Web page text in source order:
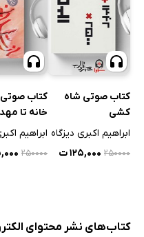
کتاب صوتی شاه
کشی
ابراهیم اکبری دیزگاه
۲۵۰۰۰۰ ۱۲۵,۰۰۰ ت
کتاب صوتی
خانه تا
ابراهیم
۲۵۰۰۰۰
کتاب‌های نشر محتوای